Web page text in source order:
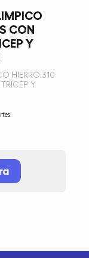
CON
Y
HIERRO 310
Y